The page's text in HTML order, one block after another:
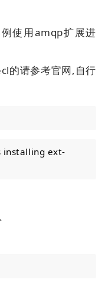
使用amqp扩展进
的请参考官网,自行
installing ext-